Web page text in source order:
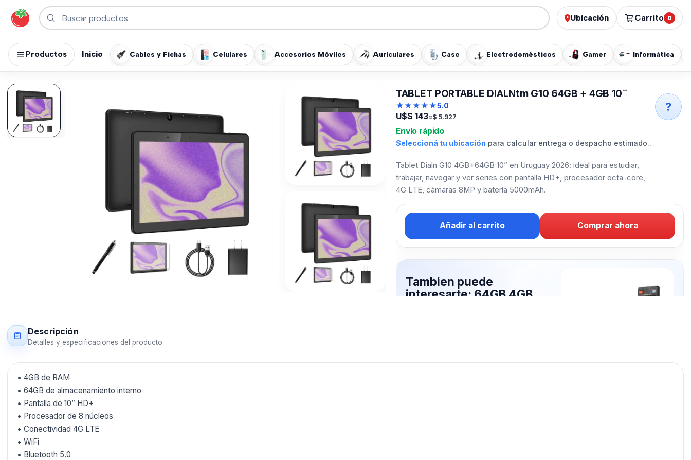
Ubicación Carrito 0
Productos Inicio Cables y Fichas Celulares Accesorios Móviles Auriculares Case Electrodomésticos Gamer Informática
TABLET PORTABLE DIALNtm G10 64GB + 4GB 10¨
★★★★★5.0
U$S 143≈$ 5.927
Envío rápido
Seleccioná tu ubicación para calcular entrega o despacho estimado..
Tablet Dialn G10 4GB+64GB 10” en Uruguay 2026: ideal para estudiar,
trabajar, navegar y ver series con pantalla HD+, procesador octa-core,
4G LTE, cámaras 8MP y batería 5000mAh.
Añadir al carrito Comprar ahora
Tambien puede
interesarte: 64GB 4GB
Descripción
Detalles y especificaciones del producto
• 4GB de RAM
• 64GB de almacenamiento interno
• Pantalla de 10” HD+
• Procesador de 8 núcleos
• Conectividad 4G LTE
• WiFi
• Bluetooth 5.0
?